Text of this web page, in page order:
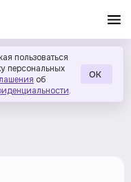
пользоваться
персональных
об
.
ОК